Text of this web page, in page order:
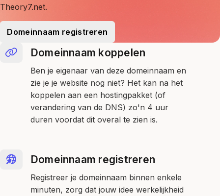
Theory7.net.
Domeinnaam registreren
Domeinnaam koppelen
Ben je eigenaar van deze domeinnaam en
zie je je website nog niet? Het kan na het
koppelen aan een hostingpakket (of
verandering van de DNS) zo'n 4 uur
duren voordat dit overal te zien is.
Domeinnaam registreren
Registreer je domeinnaam binnen enkele
minuten, zorg dat jouw idee werkelijkheid